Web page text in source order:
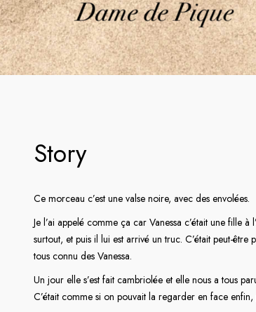
Story
Ce morceau c’est une valse noire, avec des envolées.
Je l’ai appelé comme ça car Vanessa c’était une fille
surtout, et puis il lui est arrivé un truc. C’était peut-
tous connu des Vanessa.
Un jour elle s’est fait cambriolée et elle nous a tous
C’était comme si on pouvait la regarder en face